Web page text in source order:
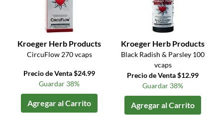
Kroeger Herb Products
CircuFlow 270 vcaps
Precio de Venta $24.99
Guardar 38%
Agregar al Carrito
Kroeger Herb Products
Black Radish & Parsley 100
vcaps
Precio de Venta $12.99
Guardar 38%
Agregar al Carrito